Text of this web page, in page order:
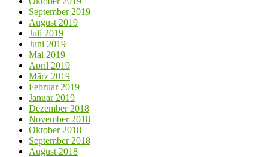
September 2019
August 2019
Juli 2019
Juni 2019
Mai 2019
April 2019
März 2019
Februar 2019
Januar 2019
Dezember 2018
November 2018
Oktober 2018
September 2018
August 2018